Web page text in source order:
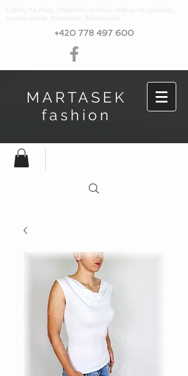
Oděvy na míru, oblečení na míru, oděvy na zakázku,
sezóní móda, Marťásek, Martassek
+420 778 497 600
MARTASEK
fashion